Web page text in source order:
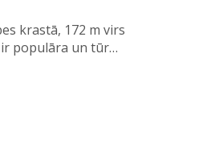
krastā, 172 m virs
ir populāra un tūr…